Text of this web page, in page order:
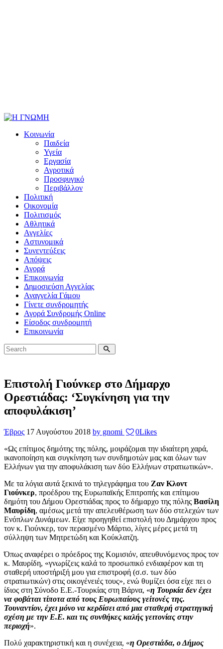
Κοινωνία
Παιδεία
Υγεία
Εργασία
Αγροτικά
Προσφυγικό
Περιβάλλον
Πολιτική
Οικονομία
Πολιτισμός
Αθλητικά
Αγγελίες
Αστυνομικά
Συνεντεύξεις
Απόψεις
Αγορά
Επικοινωνία
Δημοσιεύση Αγγελίας
Αναγγελία Γάμου
Γίνετε συνδρομητής
Αγορά Συνδρομής Online
Είσοδος συνδρομητή
Επικοινωνία
Επιστολή Γιούνκερ στο Δήμαρχο
Ορεστιάδας: ‘Συγκίνηση για την
αποφυλάκιση’
Έβρος 17 Αυγούστου 2018 by gnomi 0Likes
«Ως επίτιμος δημότης της πόλης, μοιράζομαι την ιδιαίτερη χαρά,
ικανοποίηση και συγκίνηση των συνδημοτών μας και όλων των
Ελλήνων για την αποφυλάκιση των δύο Ελλήνων στρατιωτικών».
Mε τα λόγια αυτά ξεκινά το τηλεγράφημα του Ζαν Κλοντ
Γιούνκερ, προέδρου της Ευρωπαϊκής Επιτροπής και επίτιμου
δημότη του Δήμου Ορεστιάδας προς το δήμαρχο της πόλης Βασίλη
Μαυρίδη, αμέσως μετά την απελευθέρωση των δύο στελεχών των
Ενόπλων Δυνάμεων. Είχε προηγηθεί επιστολή του Δημάρχου προς
τον κ. Γιούνκερ, τον περασμένο Μάρτιο, λίγες μέρες μετά τη
σύλληψη των Μητρετώδη και Κούκλατζη.
Όπως αναφέρει ο πρόεδρος της Κομισιόν, απευθυνόμενος προς τον
κ. Μαυρίδη, «γνωρίζεις καλά το προσωπικό ενδιαφέρον και τη
σταθερή υποστήριξή μου για επιστροφή (σ.σ. των δύο
στρατιωτικών) στις οικογένειές τους», ενώ θυμίζει όσα είχε πει ο
ίδιος στη Σύνοδο Ε.Ε.-Τουρκίας στη Βάρνα, «η Τουρκία δεν έχει
να φοβάται τίποτα από τους Ευρωπαίους γείτονές της.
Τουναντίον, έχει μόνο να κερδίσει από μια σταθερή στρατηγική
σχέση με την Ε.Ε. και τις συνθήκες καλής γειτονίας στην
περιοχή».
Πολύ χαρακτηριστική και η συνέχεια, «η Ορεστιάδα, ο Δήμος